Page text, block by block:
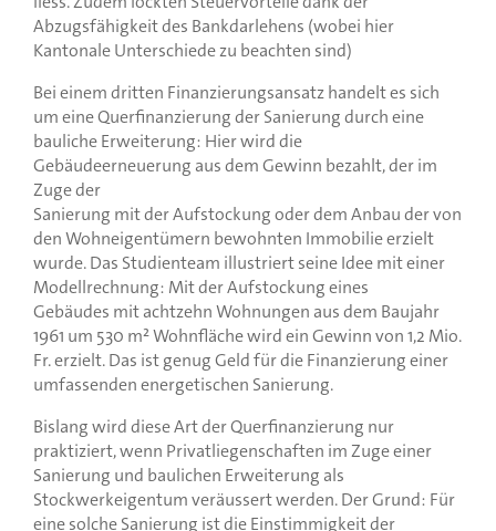
Abzugsfähigkeit des Bankdarlehens (wobei hier
Kantonale Unterschiede zu beachten sind)
Bei einem dritten Finanzierungsansatz handelt es sich
um eine Querfinanzierung der Sanierung durch eine
bauliche Erweiterung: Hier wird die
Gebäudeerneuerung aus dem Gewinn bezahlt, der im
Zuge der
Sanierung mit der Aufstockung oder dem Anbau der von
den Wohneigentümern bewohnten Immobilie erzielt
wurde. Das Studienteam illustriert seine Idee mit einer
Modellrechnung: Mit der Aufstockung eines
Gebäudes mit achtzehn Wohnungen aus dem Baujahr
1961 um 530 m² Wohnfläche wird ein Gewinn von 1,2 Mio.
Fr. erzielt. Das ist genug Geld für die Finanzierung einer
umfassenden energetischen Sanierung.
Bislang wird diese Art der Querfinanzierung nur
praktiziert, wenn Privatliegenschaften im Zuge einer
Sanierung und baulichen Erweiterung als
Stockwerkeigentum veräussert werden. Der Grund: Für
eine solche Sanierung ist die Einstimmigkeit der